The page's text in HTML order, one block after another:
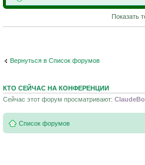
Показать
Вернуться в Список форумов
КТО СЕЙЧАС НА КОНФЕРЕНЦИИ
Сейчас этот форум просматривают:
Список форумов